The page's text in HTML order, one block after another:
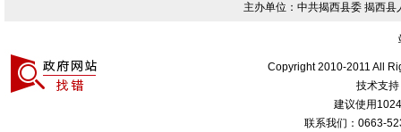
主办单位：中共揭西县委 揭西
Copyright 2010-2011 All
技术支
建议使用
联系我们：0663-